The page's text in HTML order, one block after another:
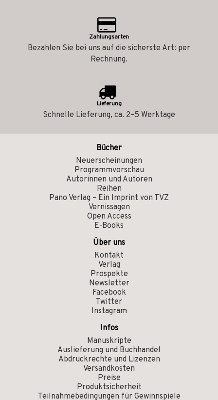
Zahlungsarten
Bezahlen Sie bei uns auf die sicherste Art: per
Rechnung.
Lieferung
Schnelle Lieferung, ca. 2–5 Werktage
Bücher
Neuerscheinungen
Programmvorschau
Autorinnen und Autoren
Reihen
Pano Verlag – Ein Imprint von TVZ
Vernissagen
Open Access
E-Books
Über uns
Kontakt
Verlag
Prospekte
Newsletter
Facebook
Twitter
Instagram
Infos
Manuskripte
Auslieferung und Buchhandel
Abdruckrechte und Lizenzen
Versandkosten
Preise
Produktsicherheit
Teilnahmebedingungen für Gewinnspiele